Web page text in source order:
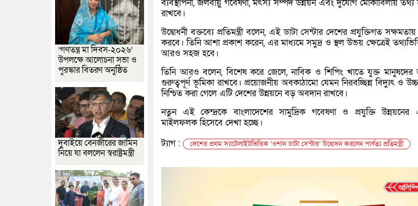
ব্যবস্থাপনা, জলবায়ু গবেষণা, মৎস্য সম্পদ উন্নয়ন এবং দুর্যোগ মোকাবিলায় তথ্য
রাখবে।
উদ্বোধনী বক্তব্যে প্রতিমন্ত্রী বলেন, এই ডাটা সেন্টার দেশের প্রযুক্তিগত
করবে। তিনি আশা প্রকাশ করেন, এর মাধ্যমে সমুদ্র ও স্থল উভয় ক্ষেত্রেই
আরও সহজ হবে।
তিনি আরও বলেন, বিশেষ করে জেলে, নাবিক ও শিপিং খাতে যুক্ত মানুষদের
গুরুত্বপূর্ণ ভূমিকা রাখবে। প্রয়োজনীয় অবকাঠামো যেমন নিরবচ্ছিন্ন বিদ্যুৎ ও
নিশ্চিত করা গেলে এটি দেশের উন্নয়নে বড় অবদান রাখবে।
নতুন এই কেন্দ্রকে বাংলাদেশের সামুদ্রিক গবেষণা ও প্রযুক্তি উন্নয়নের
মাইলফলক হিসেবে দেখা হচ্ছে।
ট্যাগ :
দেশের প্রথম স্যাটেলাইটভিত্তিক ‘ওশান ডাটা সেন্টার’ উদ্বোধন করলেন পার্বত্য প্রতিমন্ত্রী
‘গণতন্ত্র মা দিবস-২০২৬’
উপলক্ষে আলোচনা সভা ও
পুরস্কার বিতরণ অনুষ্ঠিত
দুবাইয়ে বেনজীরের জামিন
নিয়ে যা বললেন স্বরাষ্ট্রমন্ত্রী